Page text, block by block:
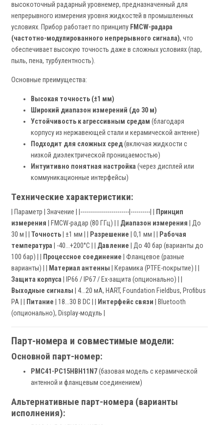
высокоточный радарный уровнемер, предназначенный для
непрерывного измерения уровня жидкостей в промышленных
условиях. Прибор работает по принципу FMCW-радара
(частотно-модулированного непрерывного сигнала), что
обеспечивает высокую точность даже в сложных условиях (пар,
пыль, пена, турбулентность).
Основные преимущества:
Высокая точность (±1 мм)
Широкий диапазон измерений (до 30 м)
Устойчивость к агрессивным средам (благодаря
корпусу из нержавеющей стали и керамической антенне)
Подходит для сложных сред(включая жидкости с
низкой диэлектрической проницаемостью)
Интуитивно понятная настройка (через дисплей или
коммуникационные интерфейсы)
Технические характеристики:
| Параметр | Значение | |-------------------------|----------| |
Принцип
измерения | FMCW-радар (80 ГГц) | | Диапазон измерения | До
30 м | | Точность | ±1 мм | | Разрешение | 0,1 мм | |
Рабочая
температура | -40...+200°C | | Давление | До 40 бар (варианты до
100 бар) | |
Процессное соединение | Фланцевое (разные
варианты) | |
Материал антенны | Керамика (PTFE-покрытие) | |
Защита корпуса | IP66 / IP67 / Ex-защита (опционально) | |
Выходные сигналы | 4...20 мА, HART, Foundation Fieldbus, Profibus
PA | |
Питание | 18...30 В DC | | Интерфейс связи | Bluetooth
(опционально), Display-модуль |
Парт-номера и совместимые модели:
Основной парт-номер:
PMC41-PC15HBH11N7(базовая модель с керамической
антенной и фланцевым соединением)
Альтернативные парт-номера (варианты
исполнения):